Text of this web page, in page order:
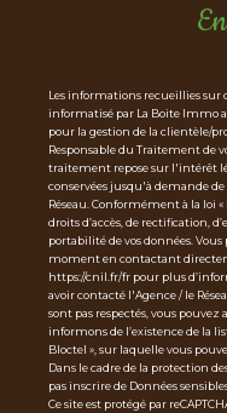
Les informations recueillies sur
informatisé par La Boite Immo
pour la gestion de la clientèle/
Responsable du Traitement de
traitement repose sur l'intérêt
conservées jusqu'à demande
Réseau. Conformément à la loi
droits d’accès, de rectification,
portabilité de vos données.
moment en contactant
https://cnil.fr/fr pour plus
avoir contacté l'Agence / le
sont pas respectés, vous
informons de l’existence de la
Bloctel », sur laquelle vous
Dans le cadre de la protection
pas inscrire de Données
Ce site est protégé par